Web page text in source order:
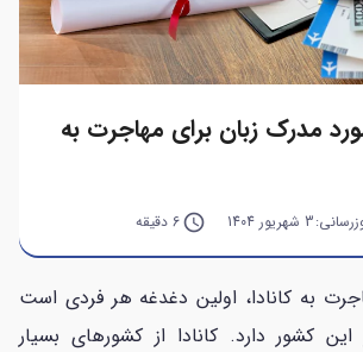
مدرک زبان برای مهاجرت به
3 شهریور 1404 query_builder6 دقیقه
به کانادا، اولین دغدغه هر فردی است
کشور دارد. کانادا از کشورهای بسیار